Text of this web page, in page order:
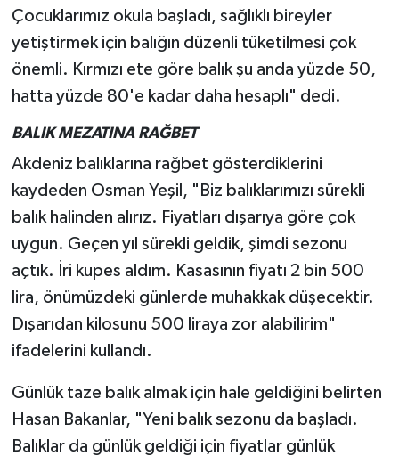
Çocuklarımız okula başladı, sağlıklı bireyler
yetiştirmek için balığın düzenli tüketilmesi çok
önemli. Kırmızı ete göre balık şu anda yüzde 50,
hatta yüzde 80'e kadar daha hesaplı" dedi.
BALIK MEZATINA RAĞBET
Akdeniz balıklarına rağbet gösterdiklerini
kaydeden Osman Yeşil, "Biz balıklarımızı sürekli
balık halinden alırız. Fiyatları dışarıya göre çok
uygun. Geçen yıl sürekli geldik, şimdi sezonu
açtık. İri kupes aldım. Kasasının fiyatı 2 bin 500
lira, önümüzdeki günlerde muhakkak düşecektir.
Dışarıdan kilosunu 500 liraya zor alabilirim"
ifadelerini kullandı.
Günlük taze balık almak için hale geldiğini belirten
Hasan Bakanlar, "Yeni balık sezonu da başladı.
Balıklar da günlük geldiği için fiyatlar günlük